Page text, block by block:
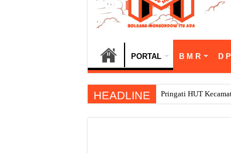
PORTAL B M R D
HEADLINE 18 Tahun B